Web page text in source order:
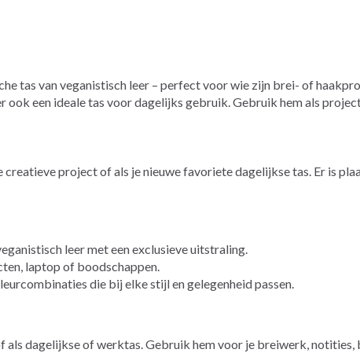
tas van veganistisch leer – perfect voor wie zijn brei- of
een ideale tas voor dagelijks gebruik. Gebruik hem als
project of als je nieuwe favoriete dagelijkse tas. Er is
leer met een exclusieve uitstraling.
laptop of boodschappen.
die bij elke stijl en gelegenheid passen.
dagelijkse of werktas. Gebruik hem voor je breiwerk, notities,